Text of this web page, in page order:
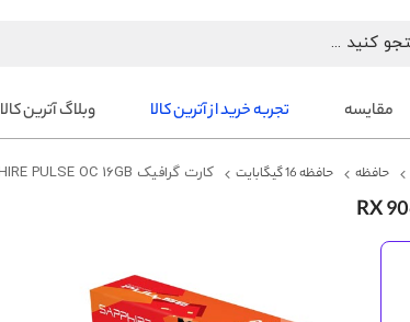
مقایسه تجربه خرید از آترین کالا وبلاگ آترین کالا
حافظه حافظه 16 گیگابایت کارت گرافیک RX 9060 XT SAPPHIRE PULSE OC 16GB